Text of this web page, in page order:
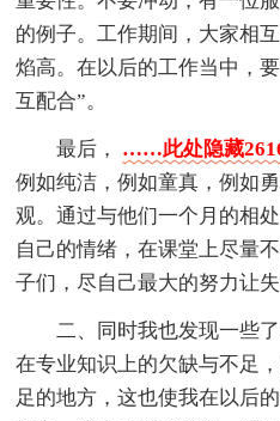
的例子。工作期间，大家相
焰高。在以后的工作当中，
互配合”。
最后， ……此处隐藏
例如纯洁，例如童真，例如
观。通过与他们一个月的相
自己的情绪，在课堂上尽量
子们，尽自己最大的努力让
二、同时我也发现一些
在专业知识上的欠缺与不足
足的地方，这也使我在以后